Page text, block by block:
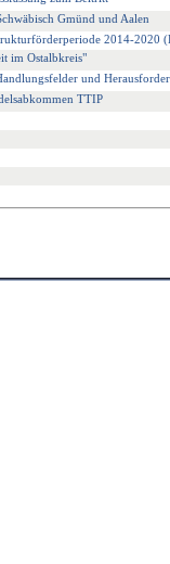
Gmünd und Aalen
2014-2020
im Ostalbkreis"
und
TTIP